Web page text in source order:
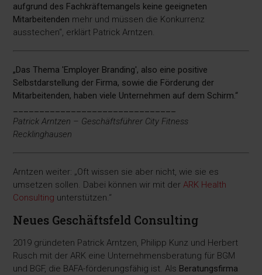
aufgrund des Fachkräftemangels keine geeigneten
Mitarbeitenden mehr und müssen die Konkurrenz
ausstechen“, erklärt Patrick Arntzen.
„Das Thema 'Employer Branding', also eine positive
Selbstdarstellung der Firma, sowie die Förderung der
Mitarbeitenden, haben viele Unternehmen auf dem Schirm.“
Patrick Arntzen – Geschäftsführer City Fitness
Recklinghausen
Arntzen weiter: „Oft wissen sie aber nicht, wie sie es
umsetzen sollen. Dabei können wir mit derARK Health
Consulting unterstützen.“
Neues Geschäftsfeld Consulting
2019 gründeten Patrick Arntzen, Philipp Kunz und Herbert
Rusch mit der ARK eine Unternehmensberatung für BGM
und BGF, die BAFA-förderungsfähig ist. Als Beratungsfirma